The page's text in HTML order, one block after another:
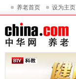
养老首页 设为主页